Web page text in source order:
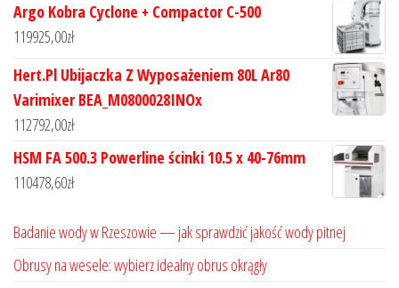
Argo Kobra Cyclone + Compactor C-500
119925,00zł
Hert.Pl Ubijaczka Z Wyposażeniem 80L Ar80
Varimixer BEA_M0800028INOx
112792,00zł
HSM FA 500.3 Powerline ścinki 10.5 x 40-76mm
110478,60zł
Badanie wody w Rzeszowie — jak sprawdzić jakość wody pitnej
Obrusy na wesele: wybierz idealny obrus okrągły